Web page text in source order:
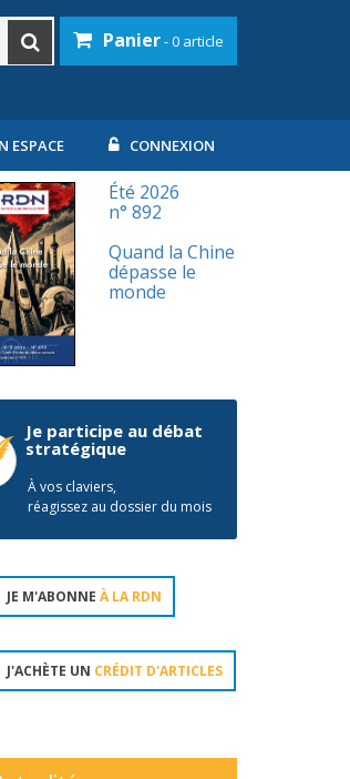
Panier- 0 article
ESPACE CONNEXION
Été 2026
n° 892
Quand la Chine
dépasse le
monde
Je participe au débat
stratégique
À vos claviers,
réagissez au dossier du mois
JE M'ABONNE À LA RDN
J'ACHÈTE UN CRÉDIT D'ARTICLES